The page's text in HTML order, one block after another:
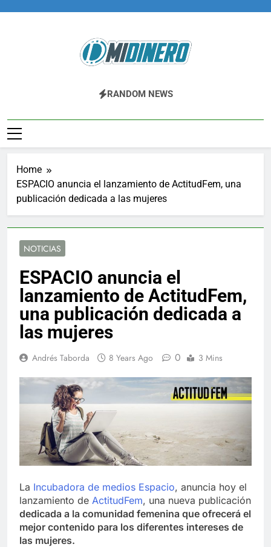
Midinero.co
Fintech, Criptomonedas
RANDOM NEWS
Home
ESPACIO anuncia el lanzamiento de ActitudFem, una
publicación dedicada a las mujeres
NOTICIAS
ESPACIO anuncia el
lanzamiento de ActitudFem,
una publicación dedicada a
las mujeres
Andrés Taborda 8 Years Ago 0 3 Mins
La Incubadora de medios Espacio, anuncia hoy el
lanzamiento de ActitudFem, una nueva publicación
dedicada a la comunidad femenina que ofrecerá el
mejor contenido para los diferentes intereses de
las mujeres.